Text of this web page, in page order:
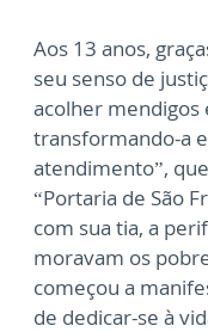
Aos 13 anos,
seu senso de
acolher mendigos
transformando-a
atendimento”,
“Portaria de São
com sua tia, a
moravam os
começou a
de dedicar-se à